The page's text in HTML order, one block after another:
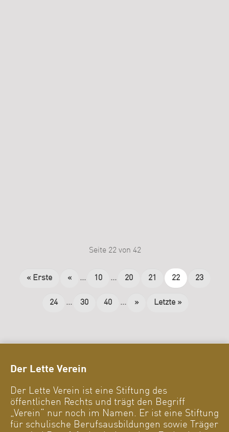
Seite 22 von 42
« Erste « ... 10 ... 20 21 22 23
24 ... 30 40 ... » Letzte »
Der Lette Verein
Der Lette Verein ist eine Stiftung des
öffentlichen Rechts und trägt den Begriff
„Verein“ nur noch im Namen. Er ist eine Stiftung
für schulische Berufsausbildungen sowie Träger